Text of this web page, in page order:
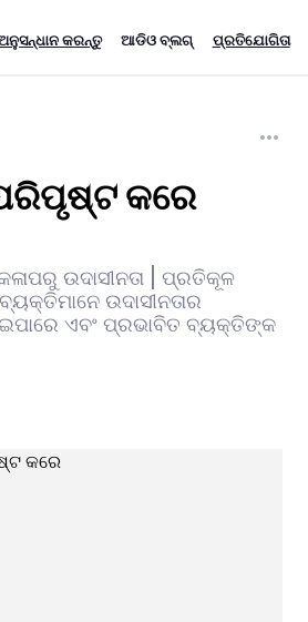
କରନ୍ତୁ ଆଡିଓ ବ୍ଲଗ୍ ପ୍ରତିଯୋଗିତା
କରେ
ଉଦାସୀନତା | ପ୍ରତିକୂଳ
ଉଦାସୀନତାର
ଏବଂ ପ୍ରଭାବିତ ବ୍ୟକ୍ତିଙ୍କ